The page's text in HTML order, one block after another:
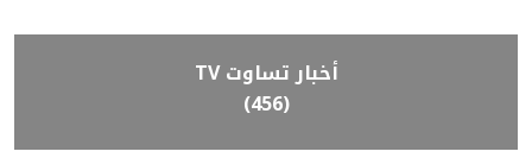
أخبار تساوت TV
(456)